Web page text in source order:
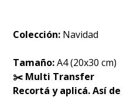
Colección: Navidad
Tamaño:A4 (20x30 cm)
✂️ Multi Transfer
Recortá y aplicá. Así